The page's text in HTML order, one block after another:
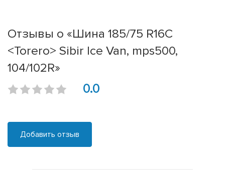
Отзывы о «Шина 185/75 R16C
<Torero> Sibir Ice Van, mps500,
104/102R»
0.0
Добавить отзыв